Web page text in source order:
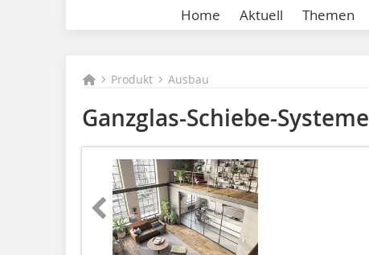
Home Aktuell Themen
Produkt Ausbau
Ganzglas-Schiebe-Systeme